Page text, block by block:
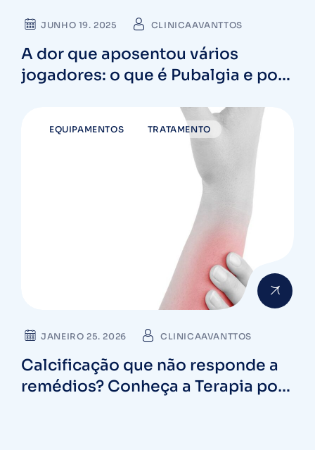
JUNHO 19. 2025 CLINICAAVANTTOS
A dor que aposentou vários
jogadores: o que é Pubalgia e por
EQUIPAMENTOS TRATAMENTO
JANEIRO 25. 2026 CLINICAAVANTTOS
Calcificação que não responde a
remédios? Conheça a Terapia por